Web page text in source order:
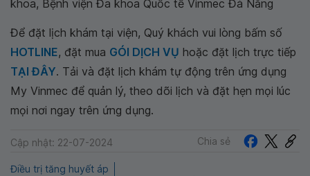
khoa, Bệnh viện Đa khoa Quốc tế Vinmec Đà Nẵng
Để đặt lịch khám tại viện, Quý khách vui lòng bấm số
HOTLINE, đặt mua GÓI DỊCH VỤ hoặc đặt lịch trực tiếp
TẠI ĐÂY. Tải và đặt lịch khám tự động trên ứng dụng
My Vinmec để quản lý, theo dõi lịch và đặt hẹn mọi lúc
mọi nơi ngay trên ứng dụng.
Cập nhật: 22-07-2024 Chia sẻ
Điều trị tăng huyết áp